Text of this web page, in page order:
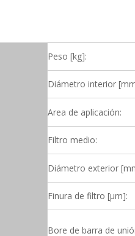
Peso [kg]:
Diámetro interior
Area de aplicación:
Filtro medio:
Diámetro exterior
Finura de filtro [µm]:
Bore de barra de